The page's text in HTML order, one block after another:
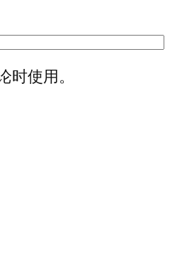
使用。